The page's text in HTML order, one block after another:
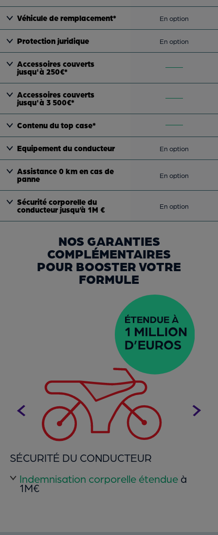
Véhicule de remplacement* En option
Protection juridique En option
Accessoires couverts
jusqu'à 250€*
Accessoires couverts
jusqu'à 3 500€*
Contenu du top case*
Equipement du conducteur En option
Assistance 0 km en cas de
panne
En option
Sécurité corporelle du
conducteur jusqu’à 1M €
En option
NOS GARANTIES
COMPLÉMENTAIRES
POUR BOOSTER VOTRE
FORMULE
SÉCURITÉ DU CONDUCTEUR
Indemnisation corporelle étendue à
1M€